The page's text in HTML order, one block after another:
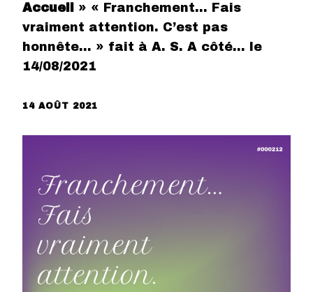
Accueil » « Franchement… Fais
vraiment attention. C’est pas
honnête… » fait à A. S. A côté… le
14/08/2021
14 AOÛT 2021